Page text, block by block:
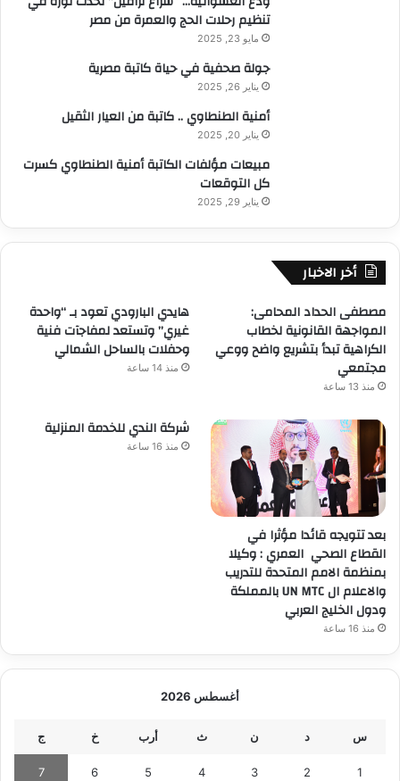
تنظيم رحلات الحج والعمرة من مصر
مايو 23, 2025
جولة صحفية في حياة كاتبة مصرية
يناير 26, 2025
أمنية الطنطاوي .. كاتبة من العيار الثقيل
يناير 20, 2025
مبيعات مؤلفات الكاتبة أمنية الطنطاوي كسرت
كل التوقعات
يناير 29, 2025
أخر الاخبار
مصطفى الحداد المحامى:
المواجهة القانونية لخطاب
الكراهية تبدأ بتشريع واضح ووعي
مجتمعي
منذ 13 ساعة
هايدي البارودي تعود بـ “واحدة
غيري” وتستعد لمفاجآت فنية
وحفلات بالساحل الشمالي
منذ 14 ساعة
بعد تتويجه قائدا مؤثرا في
القطاع الصحي العمري : وكيلا
بمنظمة الامم المتحدة للتدريب
والاعلام ال UN MTC بالمملكة
ودول الخليج العربي
منذ 16 ساعة
شركة الندي للخدمة المنزلية
منذ 16 ساعة
أغسطس 2026
س د ن ث أرب خ ج
1
2
3
4
5
6
7